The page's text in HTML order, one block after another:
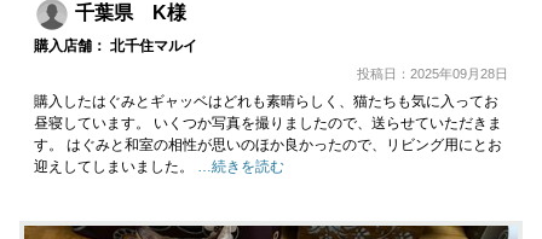
千葉県 K様
購入店舗： 北千住マルイ
投稿日：2025年09月28日
購入したはぐみとギャッベはどれも素晴らしく、猫たちも気に入ってお
昼寝しています。 いくつか写真を撮りましたので、送らせていただきま
す。 はぐみと和室の相性が思いのほか良かったので、リビング用にとお
迎えしてしまいました。
…続きを読む